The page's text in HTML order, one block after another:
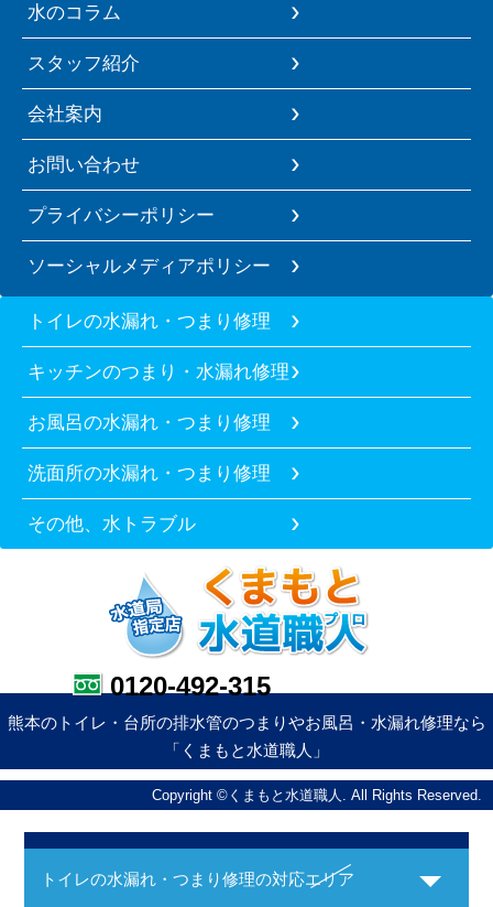
水のコラム
スタッフ紹介
会社案内
お問い合わせ
プライバシーポリシー
ソーシャルメディアポリシー
トイレの水漏れ・つまり修理
キッチンのつまり・水漏れ修理
お風呂の水漏れ・つまり修理
洗面所の水漏れ・つまり修理
その他、水トラブル
0120-492-315
熊本のトイレ・台所の排水管のつまりやお風呂・水漏れ修理なら
「くまもと水道職人」
Copyright ©くまもと水道職人. All Rights Reserved.
トイレの水漏れ・つまり修理の対応エリア